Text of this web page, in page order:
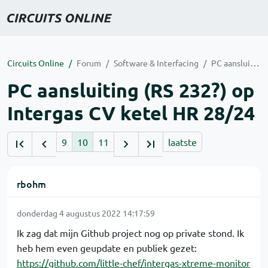
Circuits Online Forum Software & Interfacing PC aansluiting (RS 232?) op Intergas CV ketel HR 28/24
PC aansluiting (RS 232?) op
Intergas CV ketel HR 28/24
9 10 11 laatste
rbohm
donderdag 4 augustus 2022 14:17:59
Ik zag dat mijn Github project nog op private stond. Ik
heb hem even geupdate en publiek gezet:
https://github.com/little-chef/intergas-xtreme-monitor